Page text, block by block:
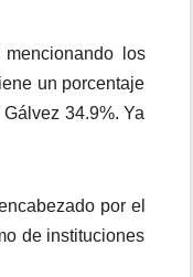
los
un porcentaje
34.9%. Ya
por el
de instituciones